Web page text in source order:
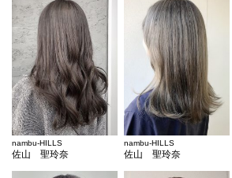
nambu-HILLS
佐山 聖玲奈
nambu-HILLS
佐山 聖玲奈